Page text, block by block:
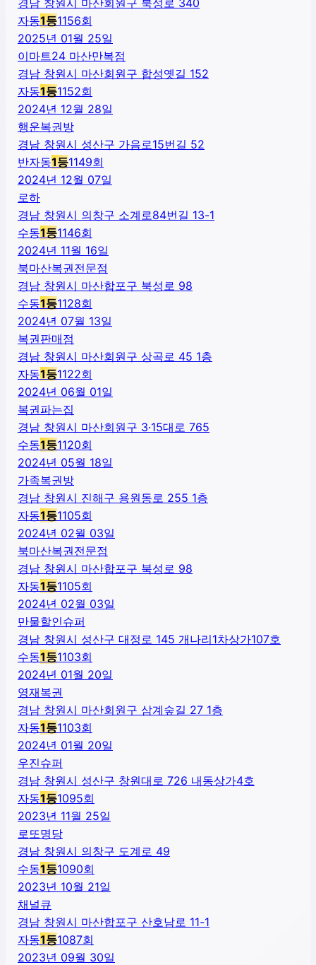
자동1등1156회
2025년 01월 25일
이마트24 마산만복점
경남 창원시 마산회원구 합성옛길 152
자동1등1152회
2024년 12월 28일
행운복권방
경남 창원시 성산구 가음로15번길 52
반자동1등1149회
2024년 12월 07일
로하
경남 창원시 의창구 소계로84번길 13-1
수동1등1146회
2024년 11월 16일
북마산복권전문점
경남 창원시 마산합포구 북성로 98
수동1등1128회
2024년 07월 13일
복권판매점
경남 창원시 마산회원구 상곡로 45 1층
자동1등1122회
2024년 06월 01일
복권파는집
경남 창원시 마산회원구 3·15대로 765
수동1등1120회
2024년 05월 18일
가족복권방
경남 창원시 진해구 용원동로 255 1층
자동1등1105회
2024년 02월 03일
북마산복권전문점
경남 창원시 마산합포구 북성로 98
자동1등1105회
2024년 02월 03일
만물할인슈퍼
경남 창원시 성산구 대정로 145 개나리1차상가107호
수동1등1103회
2024년 01월 20일
영재복권
경남 창원시 마산회원구 삼계숲길 27 1층
자동1등1103회
2024년 01월 20일
우진슈퍼
경남 창원시 성산구 창원대로 726 내동상가4호
자동1등1095회
2023년 11월 25일
로또명당
경남 창원시 의창구 도계로 49
수동1등1090회
2023년 10월 21일
채널큐
경남 창원시 마산합포구 산호남로 11-1
자동1등1087회
2023년 09월 30일